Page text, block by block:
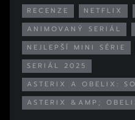
RECENZE NETFLIX
ANIMOVANÝ SERIÁL
NEJLEPŠÍ MINI SÉRIE
SERIÁL 2025
ASTERIX A OBELIX:
ASTERIX &AMP;